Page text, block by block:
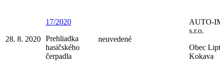
28. 8. 2020
17/2020
Prehliadka
hasičského
čerpadla
neuvedené
AUTO-
s.r.o.
Obec
Kokava